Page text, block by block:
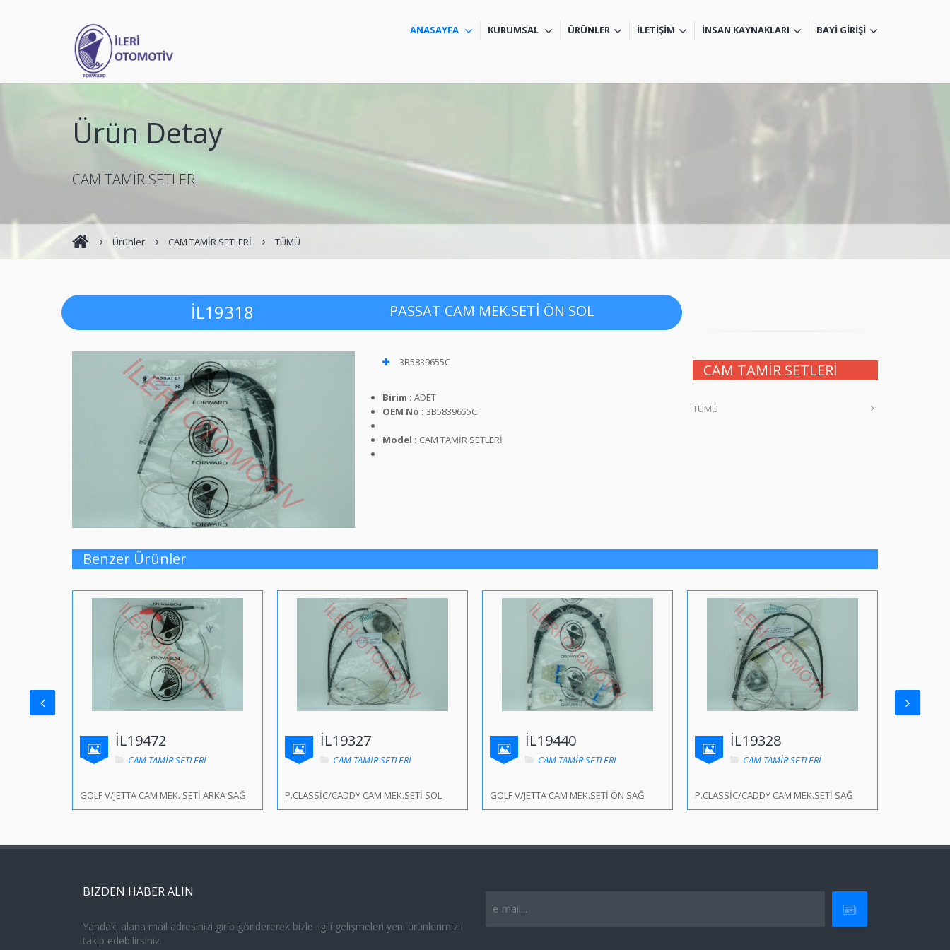
ANASAYFA KURUMSAL ÜRÜNLER İLETİŞİM İNSAN KAYNAKLARI BAYİ GİRİŞİ
Ürün Detay
CAM TAMİR SETLERİ
Ürünler CAM TAMİR SETLERİ TÜMÜ
İL19318 PASSAT CAM MEK.SETİ ÖN SOL
3B5839655C
Birim : ADET
OEM No : 3B5839655C
Model : CAM TAMİR SETLERİ
CAM TAMİR SETLERİ
TÜMÜ
Benzer Ürünler
İL19472
CAM TAMİR SETLERİ
GOLF V/JETTA CAM MEK. SETİ ARKA SAĞ
İL19327
CAM TAMİR SETLERİ
P.CLASSİC/CADDY CAM MEK.SETİ SOL
İL19440
CAM TAMİR SETLERİ
GOLF V/JETTA CAM MEK.SETİ ÖN SAĞ
İL19328
CAM TAMİR SETLERİ
P.CLASSİC/CADDY CAM MEK.SETİ SAĞ
BIZDEN HABER ALIN
Yandaki alana mail adresinizi girip göndererek bizle ilgili gelişmeleri yeni ürünlerimizi
takip edebilirsiniz.
e-mail...